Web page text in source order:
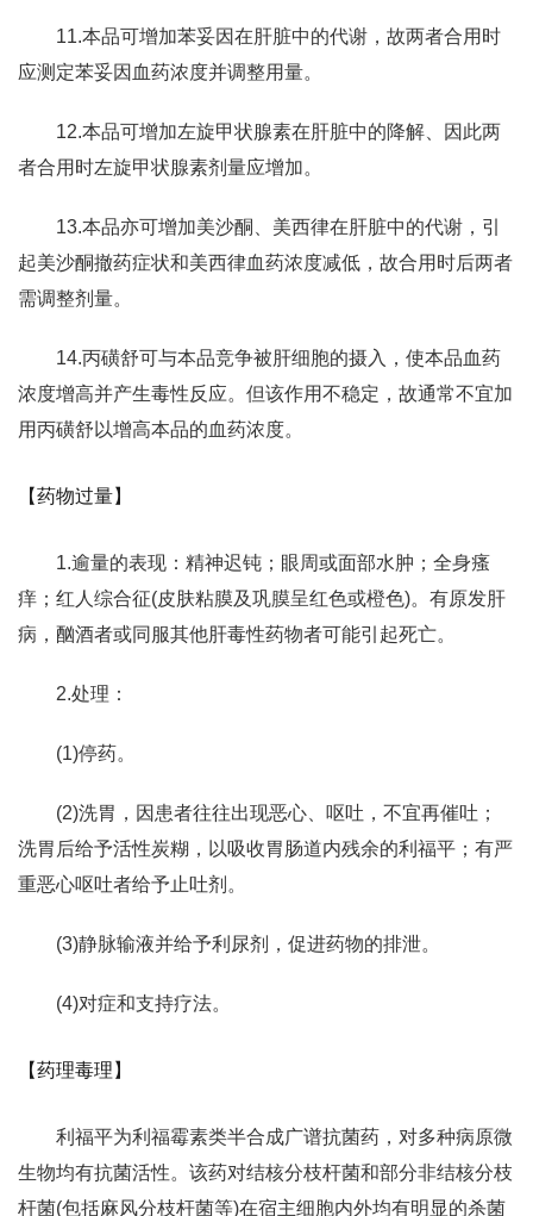
11.本品可增加苯妥因在肝脏中的代谢，故两者合用时
应测定苯妥因血药浓度并调整用量。
12.本品可增加左旋甲状腺素在肝脏中的降解、因此两
者合用时左旋甲状腺素剂量应增加。
13.本品亦可增加美沙酮、美西律在肝脏中的代谢，引
起美沙酮撤药症状和美西律血药浓度减低，故合用时后两者
需调整剂量。
14.丙磺舒可与本品竞争被肝细胞的摄入，使本品血药
浓度增高并产生毒性反应。但该作用不稳定，故通常不宜加
用丙磺舒以增高本品的血药浓度。
【药物过量】
1.逾量的表现：精神迟钝；眼周或面部水肿；全身瘙
痒；红人综合征(皮肤粘膜及巩膜呈红色或橙色)。有原发肝
病，酗酒者或同服其他肝毒性药物者可能引起死亡。
2.处理：
(1)停药。
(2)洗胃，因患者往往出现恶心、呕吐，不宜再催吐；
洗胃后给予活性炭糊，以吸收胃肠道内残余的利福平；有严
重恶心呕吐者给予止吐剂。
(3)静脉输液并给予利尿剂，促进药物的排泄。
(4)对症和支持疗法。
【药理毒理】
利福平为利福霉素类半合成广谱抗菌药，对多种病原微
生物均有抗菌活性。该药对结核分枝杆菌和部分非结核分枝
杆菌(包括麻风分枝杆菌等)在宿主细胞内外均有明显的杀菌